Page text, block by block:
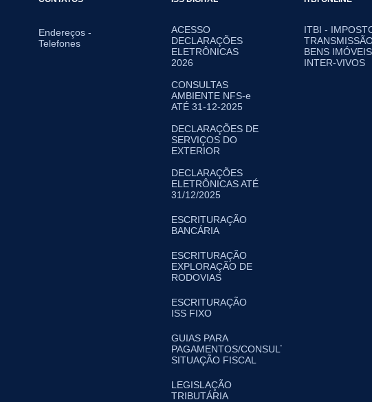
Endereços -
Telefones
ACESSO
DECLARAÇÕES
ELETRÔNICAS
2026
CONSULTAS
AMBIENTE NFS-e
ATÉ 31-12-2025
DECLARAÇÕES DE
SERVIÇOS DO
EXTERIOR
DECLARAÇÕES
ELETRÔNICAS ATÉ
31/12/2025
ESCRITURAÇÃO
BANCÁRIA
ESCRITURAÇÃO
EXPLORAÇÃO DE
RODOVIAS
ESCRITURAÇÃO
ISS FIXO
GUIAS PARA
PAGAMENTOS/CONSULTA
SITUAÇÃO FISCAL
LEGISLAÇÃO
TRIBUTÁRIA
ITBI -
BENS IMÓVEIS
INTER-VIVOS